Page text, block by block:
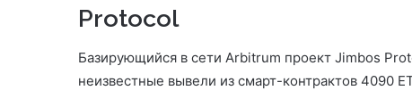
Protocol
Базирующийся в сети Arbitrum проект Jimbos
неизвестные вывели из смарт-контрактов 4090